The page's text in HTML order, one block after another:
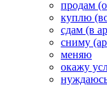
продам
куплю
сдам (в
сниму
меняю
окажу